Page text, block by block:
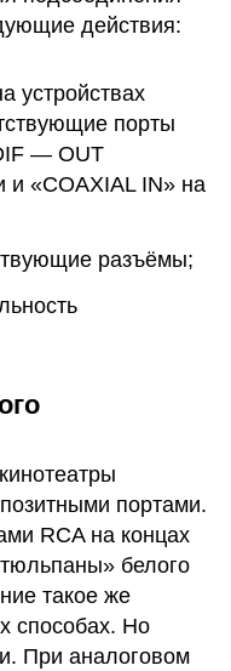
действия:
устройствах
порты
— OUT
и «COAXIAL IN» на
разъёмы;
портами.
RCA на концах
белого
такое же
способах. Но
При аналоговом